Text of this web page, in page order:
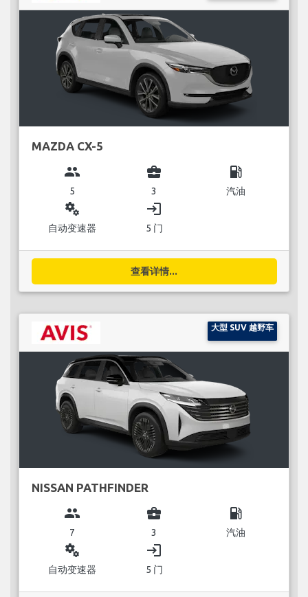
MAZDA CX-5
group
5
business_center
3
local_gas_station
汽油
miscellaneous_services
自动变速器
login
5 门
查看详情...
大型 SUV 越野车
NISSAN PATHFINDER
group
7
business_center
3
local_gas_station
汽油
miscellaneous_services
自动变速器
login
5 门